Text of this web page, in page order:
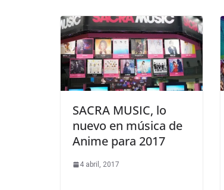
SACRA MUSIC, lo
nuevo en música de
Anime para 2017
4 abril, 2017